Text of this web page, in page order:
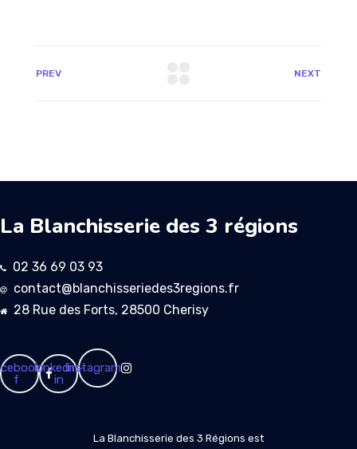
PREV NEXT
La Blanchisserie des 3 régions
02 36 69 03 93
contact@blanchisseriedes3regions.fr
28 Rue des Forts, 28500 Cherisy
f
Linkedin-
in
Instagram
La Blanchisserie des 3 Régions est